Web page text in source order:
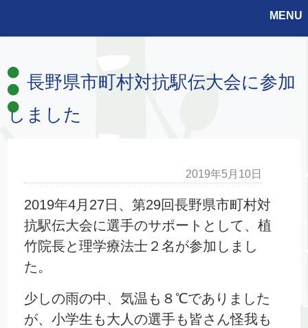
MENU
長野県市町村対抗駅伝大会に参加
しました
2019年5月10日
2019年4月27日、第29回長野県市町村対
抗駅伝大会に選手のサポートとして、植
竹院長と理学療法士２名が参加しまし
た。
少しの雨の中、気温も８℃でありました
が、小学生も大人の選手も皆さん怪我も